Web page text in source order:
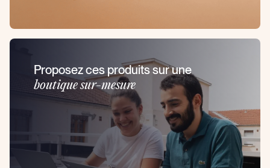
Proposez ces produits sur une
boutique sur-mesure